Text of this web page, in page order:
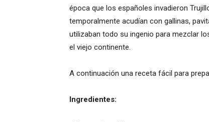
época que los españoles invadieron
temporalmente acudían con gallinas,
utilizaban todo su ingenio para mezclar
el viejo continente.
A continuación una receta fácil para
Ingredientes: